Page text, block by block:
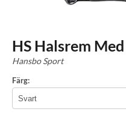
HS Halsrem
Hansbo Sport
Färg: